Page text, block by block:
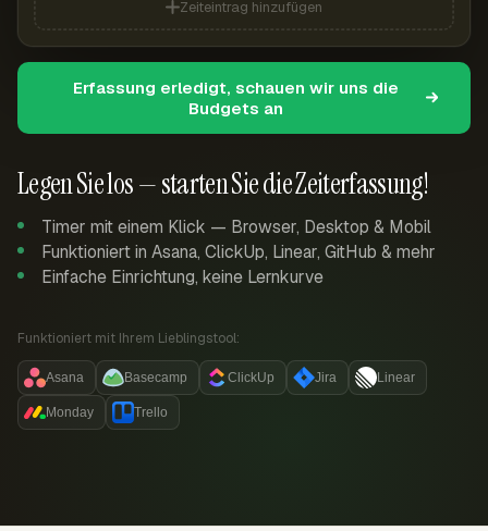
Legen Sie los — starten Sie die Zeiterfassung!
Timer mit einem Klick — Browser, Desktop & Mobil
Funktioniert in Asana, ClickUp, Linear, GitHub & mehr
Einfache Einrichtung, keine Lernkurve
Funktioniert mit Ihrem Lieblingstool:
Asana Basecamp ClickUp Jira Linear
Monday Trello
Zeiteintrag hinzufügen
Erfassung erledigt, schauen wir uns die
Budgets an